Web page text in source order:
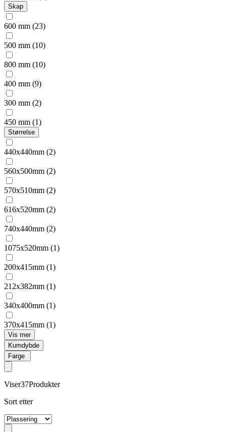
Skap
600 mm (23)
500 mm (10)
800 mm (10)
400 mm (9)
300 mm (2)
450 mm (1)
Størrelse
440x440mm (2)
560x500mm (2)
570x510mm (2)
616x520mm (2)
740x440mm (2)
1075x520mm (1)
200x415mm (1)
212x382mm (1)
340x400mm (1)
370x415mm (1)
Vis mer
Kumdybde
Farge
Viser37Produkter
Sort etter